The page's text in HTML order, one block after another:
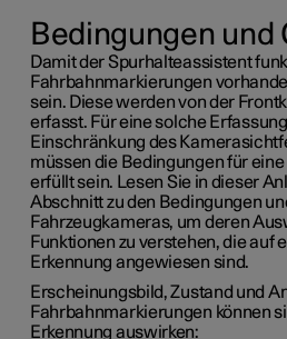
Bedingungen und
Damit der Spurhalteassistent
Fahrbahnmarkierungen
sein. Diese werden von der
erfasst. Für eine solche
Einschränkung des
müssen die Bedingungen für
erfüllt sein. Lesen Sie in dieser
Abschnitt zu den Bedingungen
Fahrzeugkameras, um deren
Funktionen zu verstehen, die auf
Erkennung angewiesen sind.
Erscheinungsbild, Zustand und
Fahrbahnmarkierungen können
Erkennung auswirken: